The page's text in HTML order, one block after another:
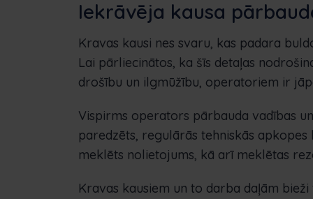
Iekrāvēja kausa
Kravas kausi nes svaru, kas padara
Lai pārliecinātos, ka šīs detaļas
drošību un ilgmūžību, operatoriem ir
Vispirms operators pārbauda vadības
paredzēts, regulārās tehniskās
meklēts nolietojums, kā arī meklētas
Kravas kausiem un to darba daļām